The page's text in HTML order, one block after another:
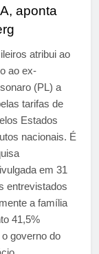
aponta
atribui ao
ao ex-
(PL) a
tarifas de
Estados
nacionais. É
em 31
entrevistados
a família
41,5%
governo do